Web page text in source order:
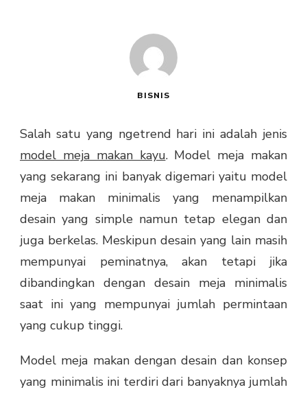
BISNIS
Salah satu yang ngetrend hari ini adalah jenis
model meja makan kayu. Model meja makan
yang sekarang ini banyak digemari yaitu model
meja makan minimalis yang menampilkan
desain yang simple namun tetap elegan dan
juga berkelas. Meskipun desain yang lain masih
mempunyai peminatnya, akan tetapi jika
dibandingkan dengan desain meja minimalis
saat ini yang mempunyai jumlah permintaan
yang cukup tinggi.
Model meja makan dengan desain dan konsep
yang minimalis ini terdiri dari banyaknya jumlah